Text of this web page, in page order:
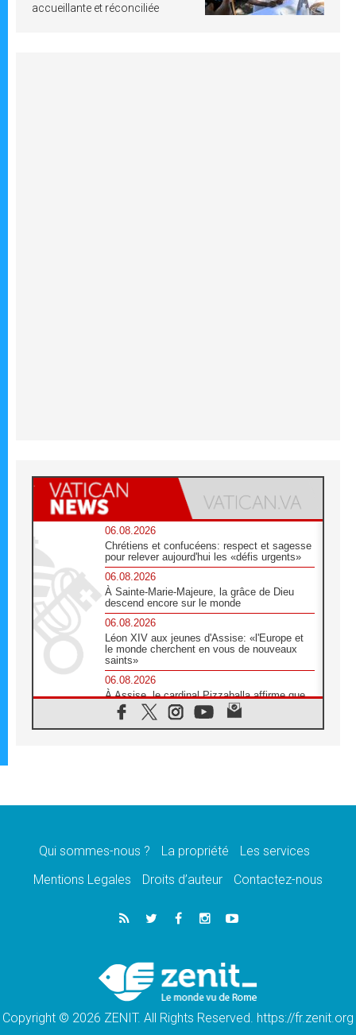
accueillante et réconciliée
06.08.2026
Chrétiens et confucéens: respect et sagesse
pour relever aujourd'hui les «défis urgents»
06.08.2026
À Sainte-Marie-Majeure, la grâce de Dieu
descend encore sur le monde
06.08.2026
Léon XIV aux jeunes d'Assise: «l'Europe et
le monde cherchent en vous de nouveaux
saints»
06.08.2026
À Assise, le cardinal Pizzaballa affirme que
«les chrétiens veulent la paix»
06.08.2026
message de paix et de dignité humaine»
«La visite du Pape en Uruguay renforcera
05.08.2026
Le nonce en Ukraine: «Il est inquiétant
Léon XIV au Pérou, une lueur d'espoir pour
un peuple en quête de paix
Qui sommes-nous ? La propriété
Les services
Mentions Legales
Droits d’auteur Contactez-nous
Copyright © 2026 ZENIT. All Rights Reserved. https://fr.zenit.org